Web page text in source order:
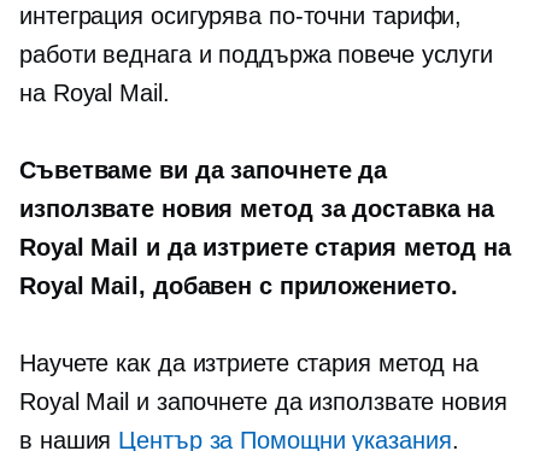
интеграция осигурява по-точни тарифи,
работи веднага и поддържа повече услуги
на Royal Mail.
Съветваме ви да започнете да
използвате новия метод за доставка на
Royal Mail и да изтриете стария метод на
Royal Mail, добавен с приложението.
Научете как да изтриете стария метод на
Royal Mail и започнете да използвате новия
в нашия Център за Помощни указания.